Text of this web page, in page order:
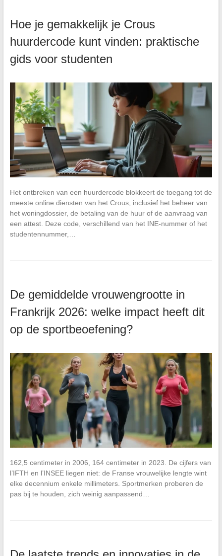
Hoe je gemakkelijk je Crous
huurdercode kunt vinden: praktische
gids voor studenten
Het ontbreken van een huurdercode blokkeert de toegang tot de
meeste online diensten van het Crous, inclusief het beheer van
het woningdossier, de betaling van de huur of de aanvraag van
een attest. Deze code, verschillend van het INE-nummer of het
studentennummer,…
De gemiddelde vrouwengrootte in
Frankrijk 2026: welke impact heeft dit
op de sportbeoefening?
162,5 centimeter in 2006, 164 centimeter in 2023. De cijfers van
l’IFTH en l’INSEE liegen niet: de Franse vrouwelijke lengte wint
elke decennium enkele millimeters. Sportmerken proberen de
pas bij te houden, zich weinig aanpassend…